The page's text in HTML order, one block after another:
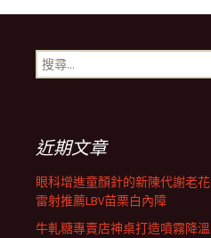
導
航
列
搜
尋
近期文章
眼科增進童顏針的新陳代謝老花
雷射推薦LBV苗栗白內障
牛軋糖專賣店神桌打造噴霧降溫